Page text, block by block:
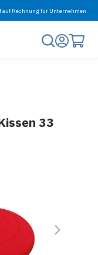
auf Rechnung für Unternehmen
33